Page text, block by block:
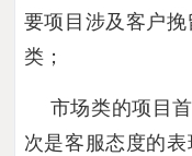
要项目涉及客户
类；
市场类的项目
次是客服态度的